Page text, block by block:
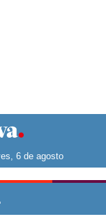
La ciudad
Punta Alta
6 de agosto